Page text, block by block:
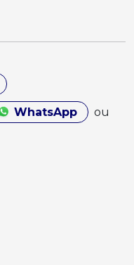
WhatsApp
ou